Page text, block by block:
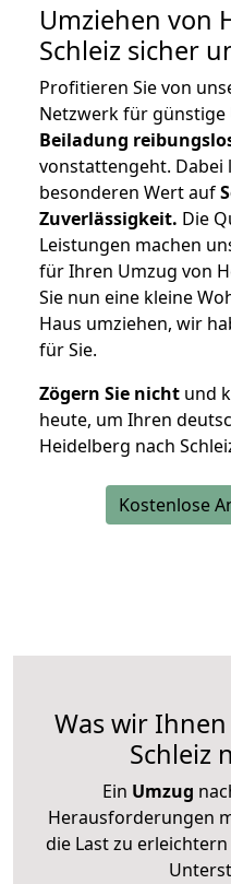
Umziehen von
Schleiz sicher
Profitieren Sie von
Netzwerk für günstige
Beiladung
vonstattengeht. Dabei
besonderen Wert auf
Zuverlässigkeit. Die
Leistungen machen
für Ihren Umzug von
Sie nun eine kleine
Haus umziehen, wir
für Sie.
Zögern Sie nicht und
heute, um Ihren
Heidelberg nach
Kostenlose
Was wir
Schleiz
Ein Umzug
Herausforderungen
die Last zu